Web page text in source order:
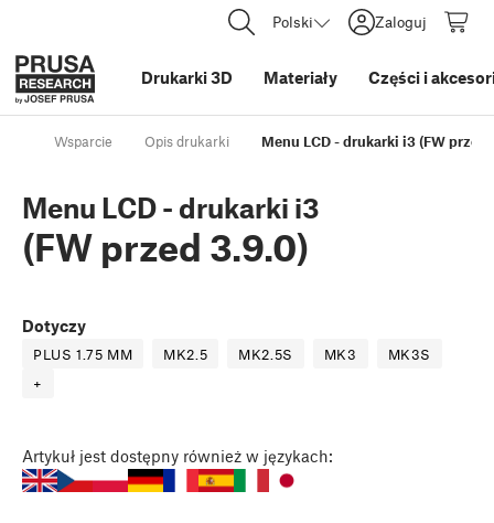
Polski Zaloguj
Drukarki 3D Materiały Części i
Wsparcie Opis drukarki Menu LCD - drukarki i3 (FW przed
Menu LCD - drukarki i3
(FW przed 3.9.0)
Dotyczy
PLUS 1.75 MM MK2.5 MK2.5S MK3
MK3S
+
Artykuł jest dostępny również w językach: